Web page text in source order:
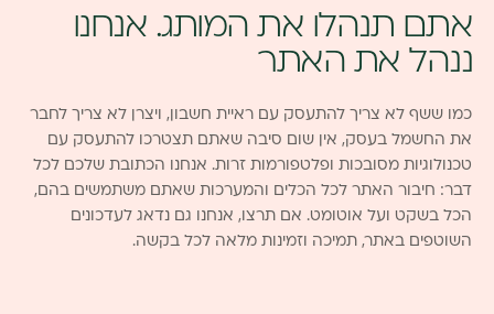
אתם תנהלו את המותג. אנחנו
ננהל את האתר
כמו ששף לא צריך להתעסק עם ראיית חשבון, ויצרן לא צריך לחבר
את החשמל בעסק, אין שום סיבה שאתם תצטרכו להתעסק עם
טכנולוגיות מסובכות ופלטפורמות זרות. אנחנו הכתובת שלכם לכל
דבר: חיבור האתר לכל הכלים והמערכות שאתם משתמשים בהם,
הכל בשקט ועל אוטומט. אם תרצו, אנחנו גם נדאג לעדכונים
השוטפים באתר, תמיכה וזמינות מלאה לכל בקשה.